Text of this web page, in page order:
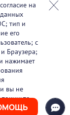
на
тип и
его
с
Браузера;
нажимает
вы не